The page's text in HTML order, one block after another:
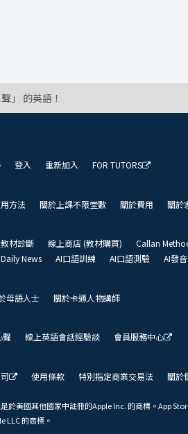
」 的英語！
登入 重新加入 FOR TUTORS
方法 關於上課不限堂數 關於費用 關於
材診斷 線上商店 (教材購買) Callan
Daily News AI口語訓練 AI口語測驗 AI發
母語人士 關於卡通人物講師
聲 線上英語會話經驗談 會員服務中心
使用條款 特別指定商業交易法 關於
於美國其他國家中註冊的Apple Inc. 的商標。App
LLC 的商標。